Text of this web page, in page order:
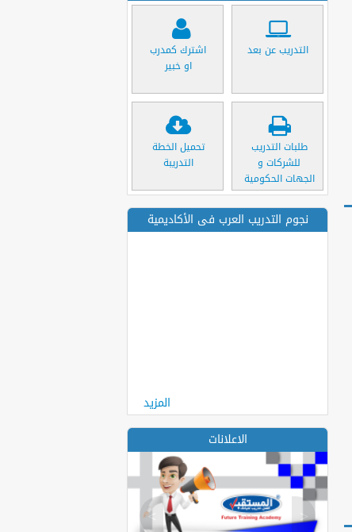
التدريب عن بعد
اشترك كمدرب
او خبير
طلبات التدريب
للشركات و
الجهات الحكومية
تحميل الخطة
التدريبة
نجوم التدريب العرب فى الأكاديمية
المزيد
الاعلانات
> <